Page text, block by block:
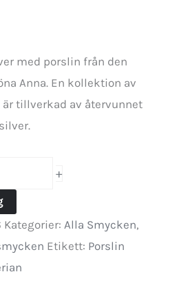
med porslin från den
Anna. En kollektion av
tillverkad av återvunnet
+
Kategorier: Alla Smycken,
Etikett: Porslin